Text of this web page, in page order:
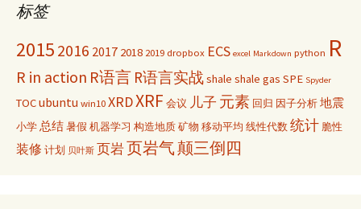
标签
2015 2016 2017 2018 2019 dropbox ECS excel Markdown python R
R in action R语言 R语言实战shale shale gas SPE Spyder
TOCubuntu win10XRDXRF 会议 儿子 元素 回归 因子分析地震
小学总结暑假 机器学习 构造地质矿物 移动平均 线性代数统计 脆性
装修 计划 贝叶斯 页岩页岩气颠三倒四